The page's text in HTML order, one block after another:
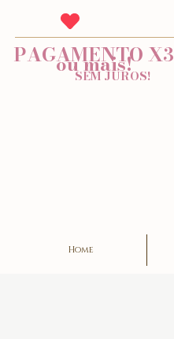
PAGAMENTO X3
ou mais!
SEM JUROS!
Home